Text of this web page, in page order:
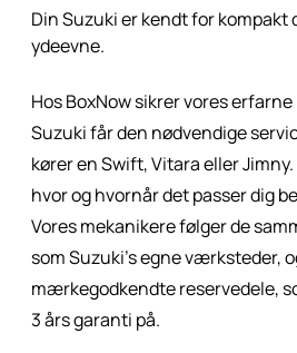
Din Suzuki er kendt for kompakt
ydeevne.
Hos BoxNow sikrer vores
Suzuki får den nødvendige
kører en Swift, Vitara eller
hvor og hvornår det passer dig
Vores mekanikere følger de
som Suzuki’s egne værksteder,
mærkegodkendte reservedele,
3 års garanti på.